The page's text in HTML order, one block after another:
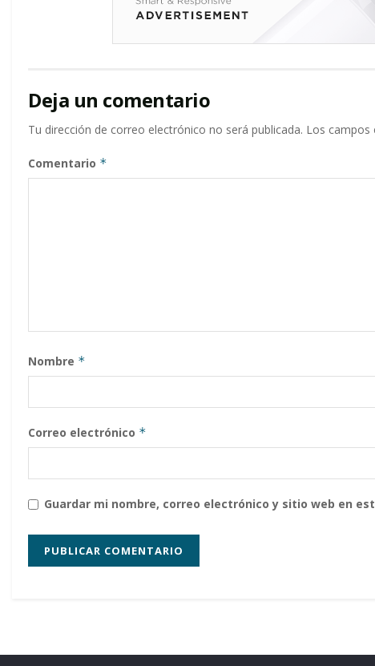
Deja un comentario
Tu dirección de correo electrónico no será publicada. Los campos
Comentario *
Nombre *
Correo electrónico *
Guardar mi nombre, correo electrónico y sitio web en